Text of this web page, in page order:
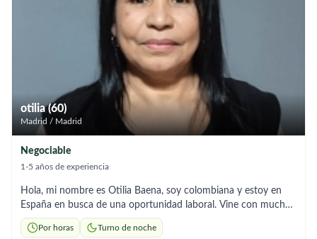
Cuidado experto en la rutina de aseo diario y confort. * ​
Acompañamiento y Apoyo Emocional: Escucha activa y
compañía para evitar la soledad. * ​Gestión del Hogar:
Mantenimiento del orden y preparación de comidas
equilibradas. * ​Fomento de la Autonomía: Estimulación para
mantener las capacidades del usuario. * ​Control de Medicación:
Seguimiento responsable de las pautas médicas.
otilia (60)
Madrid / Madrid
Negociable
1-5 años de experiencia
Hola, mi nombre es Otilia Baena, soy colombiana y estoy en
España en busca de una oportunidad laboral. Vine con muchas
ganas de trabajar y salir adelante, ya que en mi país no tuve las
mismas oportunidades, principalmente por mi edad.Cuento con
Por horas Turno de noche